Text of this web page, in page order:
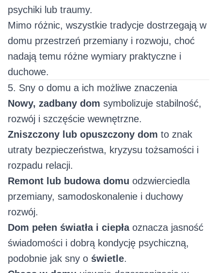
psychiki lub traumy.
Mimo różnic, wszystkie tradycje dostrzegają w
domu przestrzeń przemiany i rozwoju, choć
nadają temu różne wymiary praktyczne i
duchowe.
5. Sny o domu a ich możliwe znaczenia
Nowy, zadbany dom symbolizuje stabilność,
rozwój i szczęście wewnętrzne.
Zniszczony lub opuszczony dom to znak
utraty bezpieczeństwa, kryzysu tożsamości i
rozpadu relacji.
Remont lub budowa domu odzwierciedla
przemiany, samodoskonalenie i duchowy
rozwój.
Dom pełen światła i ciepłaoznacza jasność
świadomości i dobrą kondycję psychiczną,
podobnie jak sny o świetle.